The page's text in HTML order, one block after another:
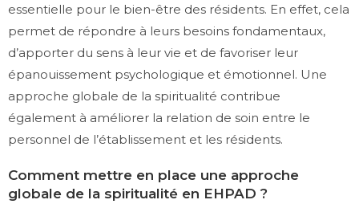
essentielle pour le bien-être des résidents. En effet, cela
permet de répondre à leurs besoins fondamentaux,
d’apporter du sens à leur vie et de favoriser leur
épanouissement psychologique et émotionnel. Une
approche globale de la spiritualité contribue
également à améliorer la relation de soin entre le
personnel de l’établissement et les résidents.
Comment mettre en place une approche
globale de la spiritualité en EHPAD ?